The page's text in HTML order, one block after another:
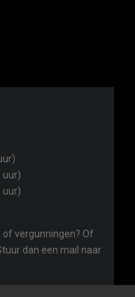
uur)
uur)
of vergunningen? Of
dan een mail naar